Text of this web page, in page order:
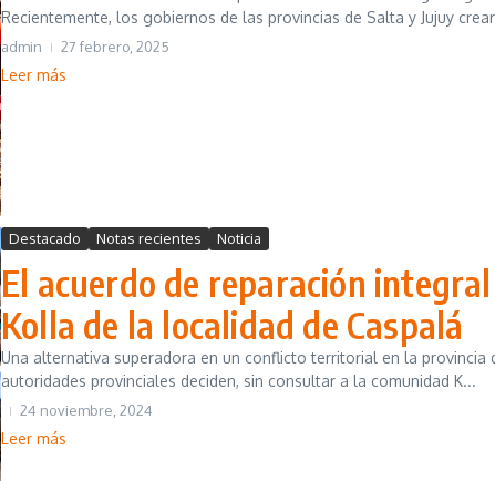
Recientemente, los gobiernos de las provincias de Salta y Jujuy
admin 27 febrero, 2025
Leer más
Destacado Notas recientes Noticia
El acuerdo de reparación
Kolla de la localidad de Caspalá
Una alternativa superadora en un conflicto territorial en la provincia
autoridades provinciales deciden, sin consultar a la comunidad K...
24 noviembre, 2024
Leer más